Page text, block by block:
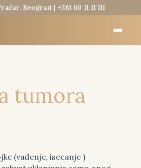
Beograd | +381 60 11 11 111
tumora
(vađenje, isecanje )